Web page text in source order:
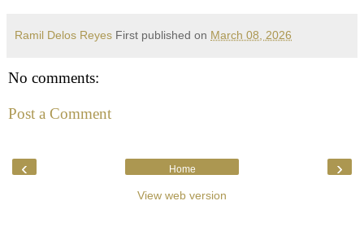
Ramil Delos Reyes First published on March 08, 2026
No comments:
Post a Comment
‹ ›
Home
View web version